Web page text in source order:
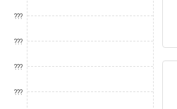
???
???
???
???